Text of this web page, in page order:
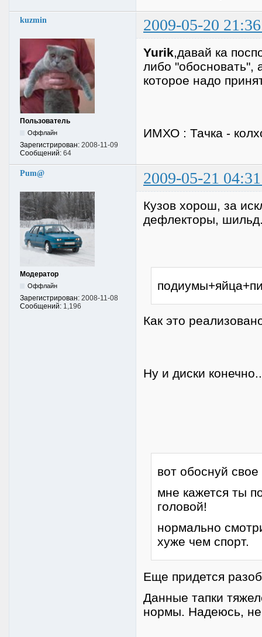
kuzmin 2009-05-20
Пользователь
Оффлайн
Зарегистрирован: 2008-11-09
Сообщений: 64
Yurik,давай ка
либо "обосновать",
которое надо
ИМХО : Тачка -
Pum@ 2009-05-21
Модератор
Оффлайн
Зарегистрирован: 2008-11-08
Сообщений: 1,196
Кузов хорош, за
дефлекторы,
Как это
Ну и диски
вот обоснуй
мне кажется ты
головой!
нормально
хуже чем спорт.
Еще придется
Данные тапки
нормы. Надеюсь, не